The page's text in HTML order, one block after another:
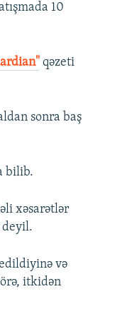
10
qəzeti
sonra baş
bilib.
xəsarətlər
deyil.
və
itkidən